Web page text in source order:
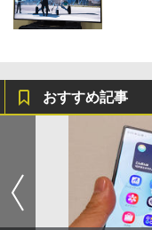
おすすめ記事